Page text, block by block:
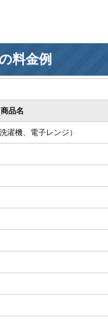
料金例
商品名
濯機、電子レンジ）